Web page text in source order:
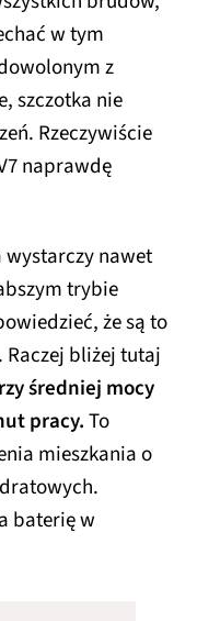
w tym
z
szczotka nie
Rzeczywiście
naprawdę
nawet
trybie
że są to
bliżej tutaj
średniej mocy
pracy.To
mieszkania o
baterię w